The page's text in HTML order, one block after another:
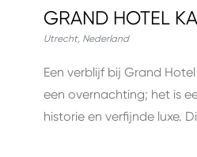
GRAND HOTEL
Utrecht, Nederland
Een verblijf bij Grand
een overnachting; het is
historie en verfijnde luxe.